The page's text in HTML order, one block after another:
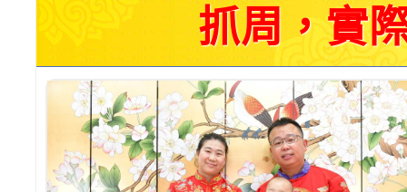
抓周，實